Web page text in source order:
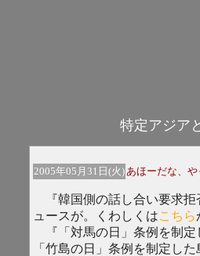
特定アジア
2005年05月31日(火)あほーだな、や
『韓国側の話し合い要求
ュースが。くわしくはこちら
『「対馬の日」条例を制定
「竹島の日」条例を制定し